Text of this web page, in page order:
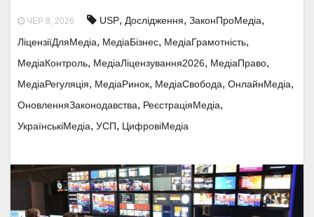
ЧЕР 8, 2026 USP, Дослідження, ЗаконПроМедіа,
ЛіцензіїДляМедіа, МедіаБізнес, МедіаГрамотність,
МедіаКонтроль, МедіаЛіцензування2026, МедіаПраво,
МедіаРегуляція, МедіаРинок, МедіаСвобода, ОнлайнМедіа,
ОновленняЗаконодавства, РеєстраціяМедіа,
УкраїнськіМедіа, УСП, ЦифровіМедіа